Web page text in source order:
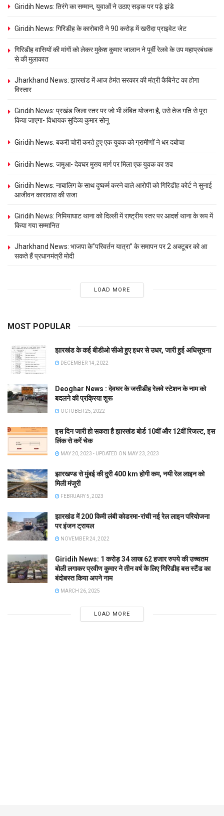
Giridih News: तिरंगे का सम्मान, युवाओं ने उठाए सड़क पर पड़े झंडे
Giridih News: गिरिडीह के कारोबारी ने 90 करोड़ में खरीदा प्राइवेट जेट
गिरिडीह वासियों की मांगों को लेकर मुकेश कुमार जालान ने पूर्वी रेलवे के उप महाप्रबंधक
से की मुलाकात
Jharkhand News: झारखंड में आज हेमंत सरकार की मंत्री कैबिनेट का होगा
विस्तार
Giridih News: प्रखंड जिला स्तर पर जो भी लंबित योजना है, उसे तेज गति से पूरा
किया जाएगा- विधायक सुदिव्य कुमार सोनू
Giridih News: बकरी चोरी करते हुए एक युवक को ग्रामीणों ने धर दबोचा
Giridih News: जमुआ- देवघर मुख्य मार्ग पर मिला एक युवक का शव
Giridih News: नाबालिग के साथ दुष्कर्म करने वाले आरोपी को गिरिडीह कोर्ट ने सुनाई
आजीवन कारावास की सजा
Giridih News: निमियाघाट थाना को दिल्ली में राष्ट्रीय स्तर पर आदर्श थाना के रूप में
किया गया सम्मानित
Jharkhand News: भाजपा के”परिवर्तन यात्रा” के समापन पर 2 अक्टूबर को आ
सकते हैं प्रधानमंत्री मोदी
LOAD MORE
MOST POPULAR
झारखंड के कई बीडीओ सीओ हुए इधर से उधर, जारी हुई अधिसूचना
DECEMBER 14, 2022
Deoghar News : देवघर के जसीडीह रेलवे स्टेशन के नाम को
बदलने की प्रक्रिया शुरू
OCTOBER 25, 2022
इस दिन जारी हो सकता है झारखंड बोर्ड 10वीं और 12वीं रिजल्ट, इस
लिंक से करें चेक
MAY 20, 2023 - UPDATED ON MAY 23, 2023
झारखण्ड से मुंबई की दुरी 400 km होगी कम, नयी रेल लाइन को
मिली मंजूरी
FEBRUARY 5, 2023
झारखंड में 200 किमी लंबी कोडरमा-रांची नई रेल लाइन परियोजना
पर इंजन ट्रायल
NOVEMBER 24, 2022
Giridih News: 1 करोड़ 34 लाख 62 हजार रुपये की उच्चतम
बोली लगाकर प्रवीण कुमार ने तीन वर्ष के लिए गिरिडीह बस स्टैंड का
बंदोबस्त किया अपने नाम
MARCH 26, 2025
LOAD MORE